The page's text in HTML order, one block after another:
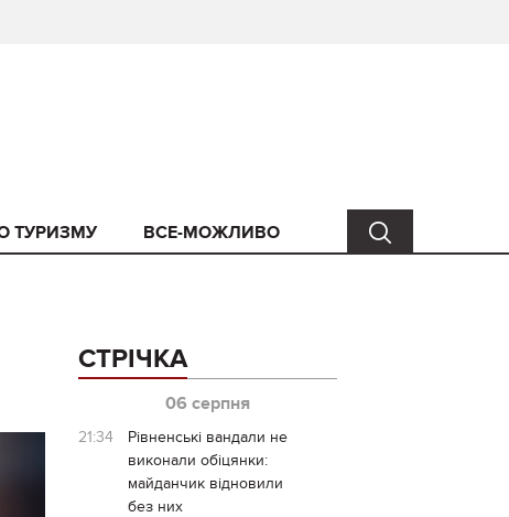
ТУРИЗМУ ВСЕ-МОЖЛИВО
СТРІЧКА
06 серпня
21:34
Рівненські вандали не
виконали обіцянки:
майданчик відновили
без них